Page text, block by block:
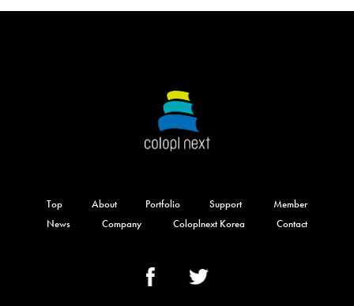
Top About Portfolio Support
Member
News
Company Coloplnext Korea Contact